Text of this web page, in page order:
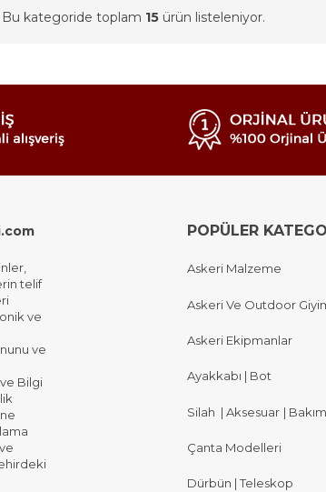
Bu kategoride toplam 15 ürün listeleniyor.
telif
ve
ve
Bilgi
POPÜLER
Askeri Malzeme
Askeri Ve Outdoor
Askeri Ekipmanlar
Ayakkabı | Bot
Silah | Aksesuar | Bakım
Çanta Modelleri
Dürbün | Teleskop